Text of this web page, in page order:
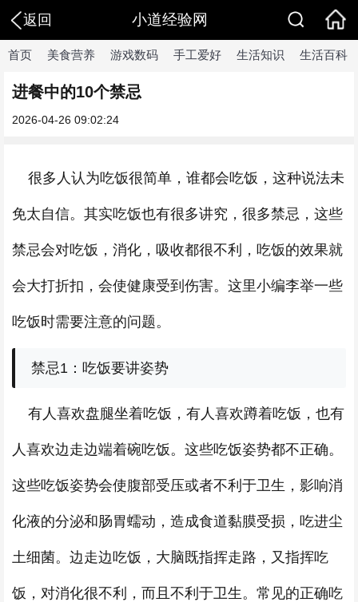
返回 小道经验网
首页 美食营养 游戏数码 手工爱好 生活知识 生活百科
进餐中的10个禁忌
2026-04-26 09:02:24
很多人认为吃饭很简单，谁都会吃饭，这种说法未
免太自信。其实吃饭也有很多讲究，很多禁忌，这些
禁忌会对吃饭，消化，吸收都很不利，吃饭的效果就
会大打折扣，会使健康受到伤害。这里小编李举一些
吃饭时需要注意的问题。
禁忌1：吃饭要讲姿势
有人喜欢盘腿坐着吃饭，有人喜欢蹲着吃饭，也有
人喜欢边走边端着碗吃饭。这些吃饭姿势都不正确。
这些吃饭姿势会使腹部受压或者不利于卫生，影响消
化液的分泌和肠胃蠕动，造成食道黏膜受损，吃进尘
土细菌。边走边吃饭，大脑既指挥走路，又指挥吃
饭，对消化很不利，而且不利于卫生。常见的正确吃